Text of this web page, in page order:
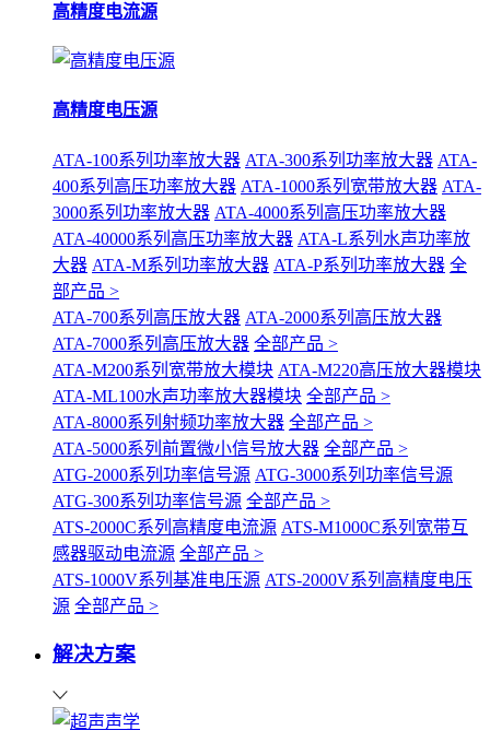
高精度电流源
高精度电压源
ATA-100系列功率放大器 ATA-300系列功率放大器 ATA-
400系列高压功率放大器 ATA-1000系列宽带放大器 ATA-
3000系列功率放大器 ATA-4000系列高压功率放大器
ATA-40000系列高压功率放大器 ATA-L系列水声功率放
大器 ATA-M系列功率放大器 ATA-P系列功率放大器 全
部产品 >
ATA-700系列高压放大器 ATA-2000系列高压放大器
ATA-7000系列高压放大器 全部产品 >
ATA-M200系列宽带放大模块 ATA-M220高压放大器模块
ATA-ML100水声功率放大器模块 全部产品 >
ATA-8000系列射频功率放大器 全部产品 >
ATA-5000系列前置微小信号放大器 全部产品 >
ATG-2000系列功率信号源 ATG-3000系列功率信号源
ATG-300系列功率信号源 全部产品 >
ATS-2000C系列高精度电流源 ATS-M1000C系列宽带互
感器驱动电流源 全部产品 >
ATS-1000V系列基准电压源 ATS-2000V系列高精度电压
源 全部产品 >
解决方案